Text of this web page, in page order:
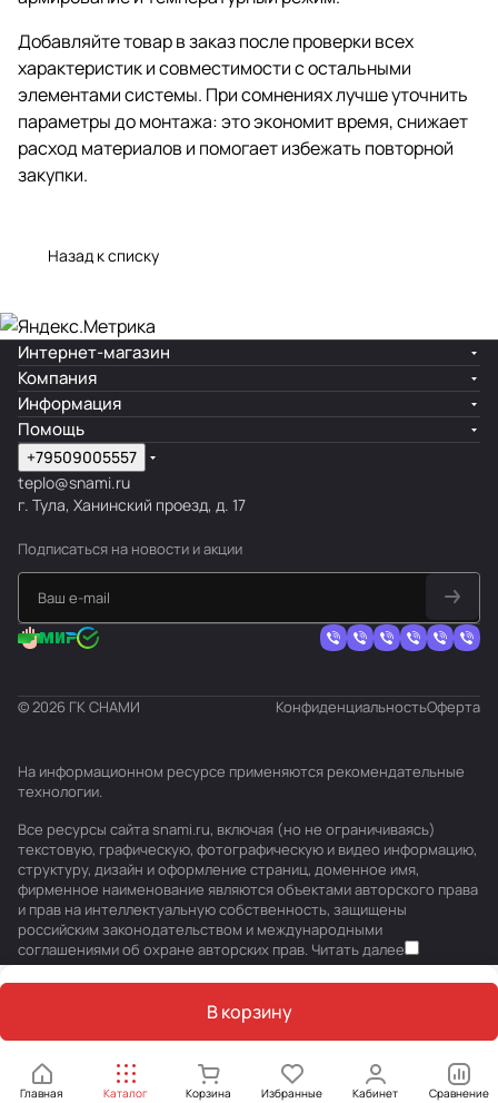
Добавляйте товар в заказ после проверки всех
характеристик и совместимости с остальными
элементами системы. При сомнениях лучше уточнить
параметры до монтажа: это экономит время, снижает
расход материалов и помогает избежать повторной
закупки.
Назад к списку
В корзину
Главная Каталог Корзина Избранные Кабинет Сравнение
Интернет-магазин
Компания
Информация
Помощь
+79509005557
teplo@snami.ru
г. Тула, Ханинский проезд, д. 17
Подписаться на новости и акции
© 2026 ГК СНАМИ КонфиденциальностьОферта
На информационном ресурсе применяются рекомендательные
технологии.
Все ресурсы сайта snami.ru, включая (но не ограничиваясь)
текстовую, графическую, фотографическую и видео информацию,
структуру, дизайн и оформление страниц, доменное имя,
фирменное наименование являются объектами авторского права
и прав на интеллектуальную собственность, защищены
российским законодательством и международными
соглашениями об охране авторских прав. Читать далее